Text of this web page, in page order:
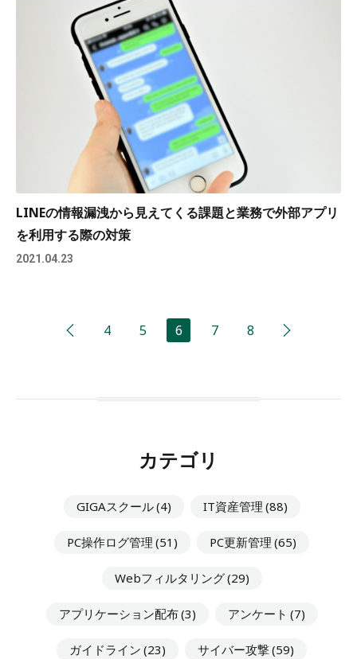
LINEの情報漏洩から見えてくる課題と業務で外部アプリ
を利用する際の対策
2021.04.23
4 5 6 7 8
カテゴリ
GIGAスクール(4) IT資産管理 (88)
PC操作ログ管理 (51) PC更新管理 (65)
Webフィルタリング(29)
アプリケーション配布(3) アンケート (7)
ガイドライン (23) サイバー攻撃(59)